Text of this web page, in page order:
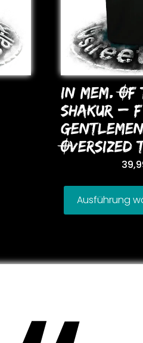
In Mem. Of
Shakur –
OVERSIZED
Ausführung